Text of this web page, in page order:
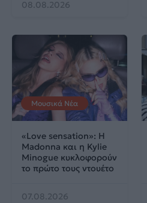
08.08.2026
Μουσικά Νέα
«Love sensation»: Η
Madonna και η Kylie
Minogue κυκλοφορούν
το πρώτο τους ντουέτο
07.08.2026